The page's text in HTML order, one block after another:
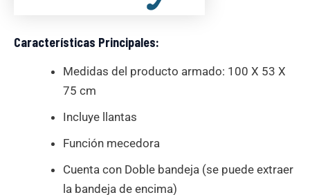
Características Principales:
Medidas del producto armado: 100 X 53 X
75 cm
Incluye llantas
Función mecedora
Cuenta con Doble bandeja (se puede extraer
la bandeja de encima)